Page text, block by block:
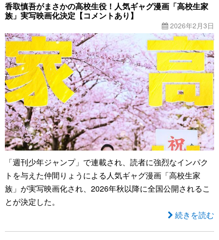
香取慎吾がまさかの高校生役！人気ギャグ漫画「高校生家
族」実写映画化決定【コメントあり】
2026年2月3日
「週刊少年ジャンプ」で連載され、読者に強烈なインパク
トを与えた仲間りょうによる人気ギャグ漫画「高校生家
族」が実写映画化され、2026年秋以降に全国公開されるこ
とが決定した。
続きを読む